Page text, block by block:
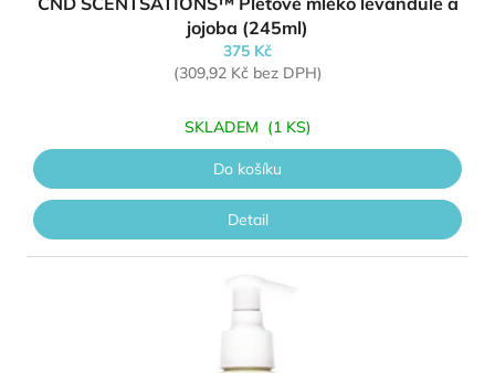
jojoba (245ml)
375 Kč
(309,92 Kč bez DPH)
SKLADEM (1 KS)
Do košíku
Detail